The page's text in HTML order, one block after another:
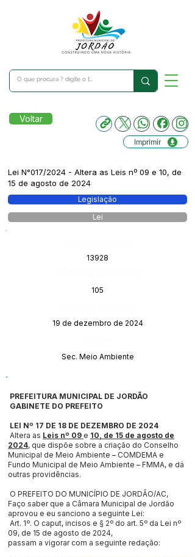
Voltar
Imprimir
Lei N°017/2024 - Altera as Leis nº 09 e 10, de
15 de agosto de 2024
Legislação
Lei
13928
105
19 de dezembro de 2024
Sec. Meio Ambiente
PREFEITURA MUNICIPAL DE JORDÃO
GABINETE DO PREFEITO
LEI Nº 17 DE 18 DE DEZEMBRO DE 2024
Altera as Leis nº 09 e 10, de 15 de agosto de
2024, que dispõe sobre a criação do Conselho
Municipal de Meio Ambiente – COMDEMA e
Fundo Municipal de Meio Ambiente – FMMA, e dá
outras providências.
O PREFEITO DO MUNICÍPIO DE JORDÃO/AC,
Faço saber que a Câmara Municipal de Jordão
aprovou e eu sanciono a seguinte Lei:
Art. 1º. O caput, incisos e § 2º do art. 5º da Lei nº
09, de 15 de agosto de 2024,
passam a vigorar com a seguinte redação: